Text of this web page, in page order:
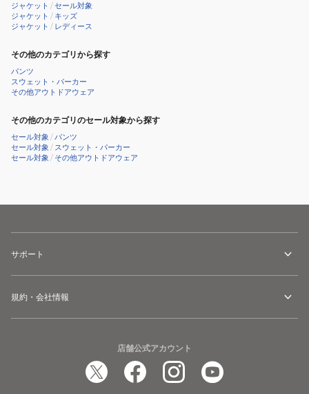
ジャケット /セール対象
ジャケット / キッズ
ジャケット / レディース
その他のカテゴリから探す
パンツ
スウェット・パーカー
その他アウトドアウェア
その他のカテゴリのセール対象から探す
セール対象 /パンツ
セール対象 / スウェット・パーカー
セール対象 / その他アウトドアウェア
サポート
規約・会社情報
店舗公式アカウント